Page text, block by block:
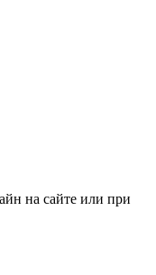
на сайте или при